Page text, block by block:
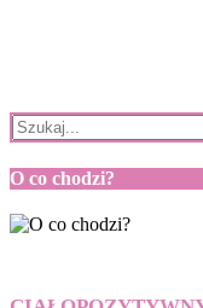
O co chodzi?